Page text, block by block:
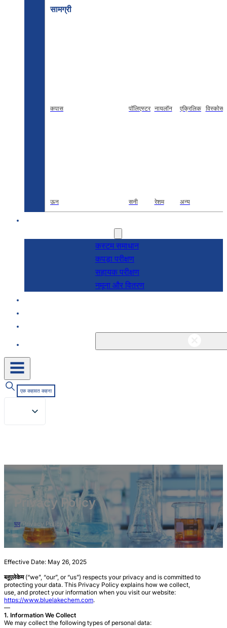
सामग्री
कपास पॉलिएस्टर नायलॉन एक्रिलिक विस्कोस
ऊन सनी रेशम अन्य
कस्टम समाधान
कपड़ा परीक्षण
सहायक परीक्षण
नमूना और वितरण
एक कहावत कहना
Privacy Policy
घर/Privacy Policy
Effective Date: May 26, 2025
ब्लूएलेकेम(“we”, “our”, or “us”) respects your privacy and is committed to
protecting your data. This Privacy Policy explains how we collect,
use, and protect your information when you visit our website:
https://www.bluelakechem.com.
—
1. Information We Collect
We may collect the following types of personal data: